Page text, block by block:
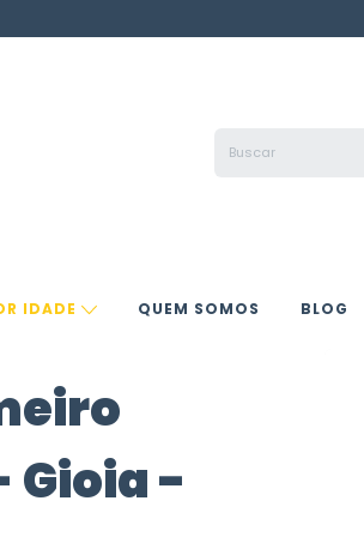
IDADE QUEM SOMOS BLOG
Gioia -